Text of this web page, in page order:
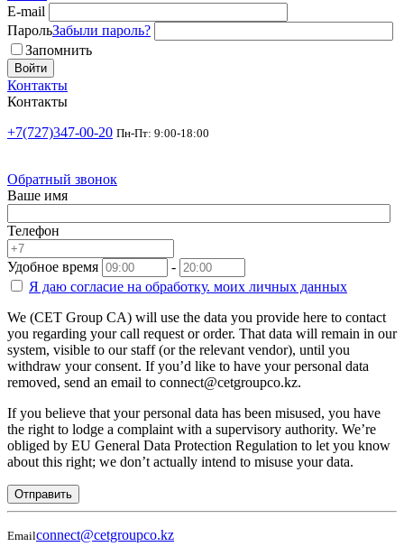
E-mail
ПарольЗабыли пароль?
Запомнить
Войти
Контакты
Контакты
+7(727)347-00-20 Пн-Пт: 9:00-18:00
Обратный звонок
Ваше имя
Телефон
Удобное время
-
Я даю согласие на обработку. моих личных данных
We (CET Group CA) will use the data you provide here to contact
you regarding your call request or order. That data will remain in our
system, visible to our staff (or the relevant vendor), until you
withdraw your consent. If you’d like to have your personal data
removed, send an email to connect@cetgroupco.kz.
If you believe that your personal data has been misused, you have
the right to lodge a complaint with a supervisory authority. We’re
obliged by EU General Data Protection Regulation to let you know
about this right; we don’t actually intend to misuse your data.
Отправить
Emailconnect@cetgroupco.kz